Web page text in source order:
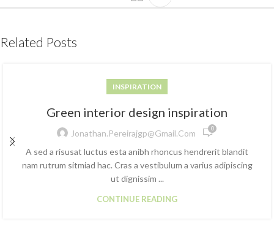
Related Posts
INSPIRATION
Green interior design inspiration
Jonathan.pereirajgp@gmail.com 0
A sed a risusat luctus esta anibh rhoncus hendrerit blandit
nam rutrum sitmiad hac. Cras a vestibulum a varius adipiscing
ut dignissim ...
CONTINUE READING